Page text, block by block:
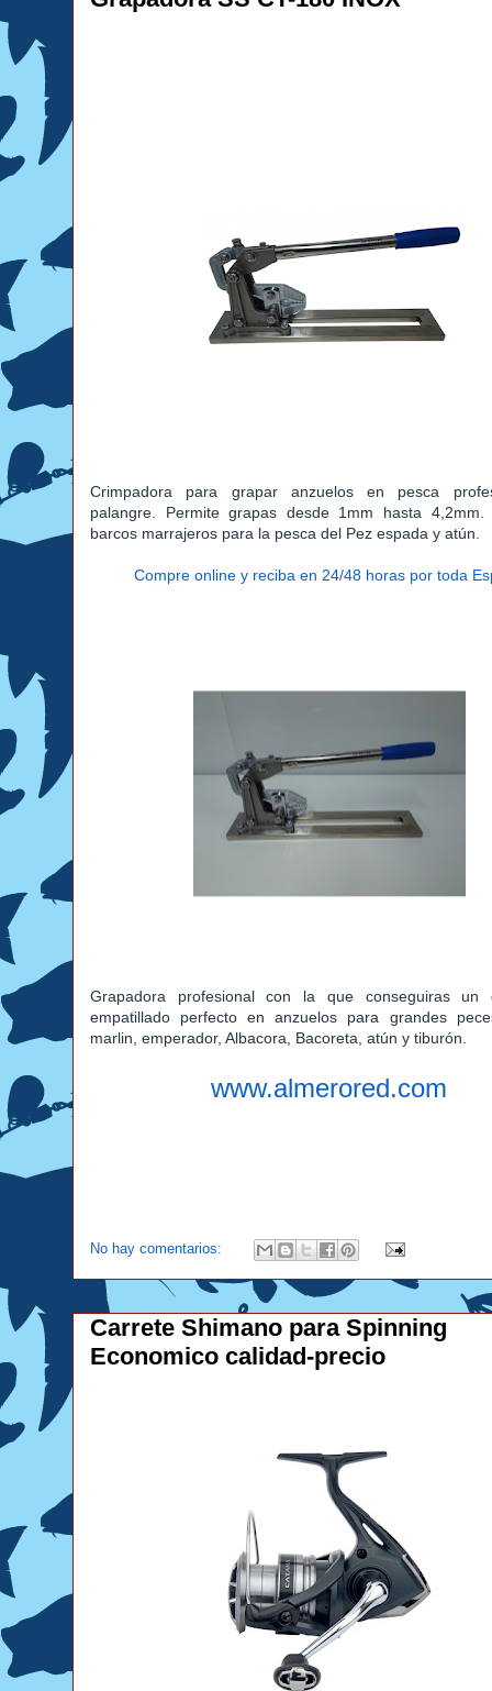
Crimpadora para grapar anzuelos en pesca
palangre. Permite grapas desde 1mm hasta 4,2mm.
barcos marrajeros para la pesca del Pez espada y atún.
Compre online y reciba en 24/48 horas por toda
Grapadora profesional con la que conseguiras un
empatillado perfecto en anzuelos para grandes
marlin, emperador, Albacora, Bacoreta, atún y tiburón.
www.almerored.com
No hay comentarios:
Carrete Shimano para Spinning
Economico calidad-precio